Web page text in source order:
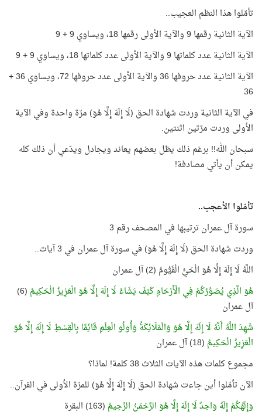
تأمّلوا هذا النظم العجيب..
الآية الثانية رقمها 9 والآية الأولى رقمها 18، ويساوي 9 + 9
الآية الثانية عدد كلماتها 9 والآية الأولى عدد كلماتها 18، ويساوي 9 + 9
الآية الثانية عدد حروفها 36 والآية الأولى عدد حروفها 72، ويساوي 36 +
36
في الآية الثانية وردت شهادة الحق (لَا إِلَهَ إِلَّا هُوَ) مرّة واحدة وفي الآية
الأولى وردت مرّتين اثنتين.
سبحان الله!! برغم ذلك يظل بعضهم يعاند ويجادل ويدّعي أن ذلك كله
يمكن أن يأتي مصادفة!
تأمّلوا الأعجب..
سورة آل عمران ترتيبها في المصحف رقم 3
وردت شهادة الحق (لَا إِلَهَ إِلَّا هُوَ) في سورة آل عمران في 3 آيات..
اللَّهُ لَا إِلَهَ إِلَّا هُوَ الْحَيُّ الْقَيُّومُ (2) آل عمران
هُوَ الَّذِي يُصَوِّرُكُمْ فِي الْأَرْحَامِ كَيْفَ يَشَاءُ لَا إِلَهَ إِلَّا هُوَ الْعَزِيزُ الْحَكِيمُ
(6)
آل عمران
شَهِدَ اللَّهُ أَنَّهُ لَا إِلَهَ إِلَّا هُوَ وَالْمَلَائِكَةُ وَأُولُو الْعِلْمِ قَائِمًا بِالْقِسْطِ لَا إِلَهَ إِلَّا هُوَ
الْعَزِيزُ الْحَكِيمُ (18) آل عمران
مجموع كلمات هذه الآيات الثلاث 38 كلمة! لماذا؟
الآن تأمّلوا أين جاءت شهادة الحق (لَا إِلَهَ إِلَّا هُوَ) للمرّة الأولى في القرآن..
وَإِلَهُكُمْ إِلَهٌ وَاحِدٌ لَا إِلَهَ إِلَّا هُوَ الرَّحْمَنُ الرَّحِيمُ (163) البقرة